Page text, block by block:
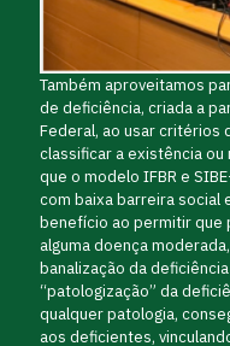
Também aproveitamos
de deficiência, criada a
Federal, ao usar critérios
classificar a existência
que o modelo IFBR e
com baixa barreira
benefício ao permitir que
alguma doença
banalização da
“patologização” da
qualquer patologia,
aos deficientes,